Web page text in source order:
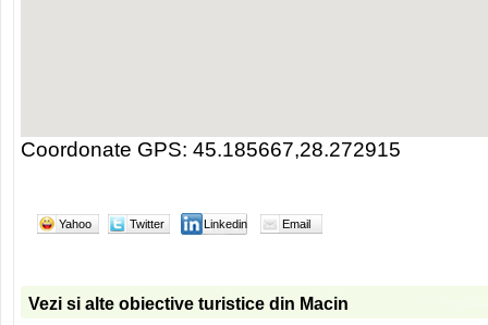
Coordonate GPS: 45.185667,28.272915
Yahoo Twitter Linkedin Email
Vezi si alte obiective turistice din Macin